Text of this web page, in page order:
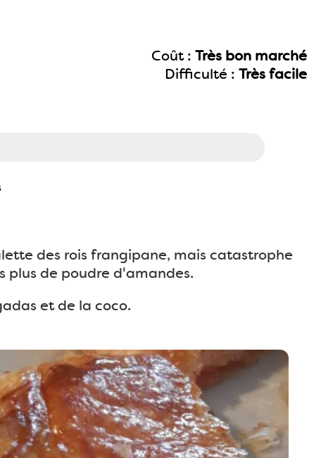
Coût : Très bon marché
Difficulté : Très facile
des rois frangipane, mais catastrophe
plus de poudre d'amandes.
et de la coco.